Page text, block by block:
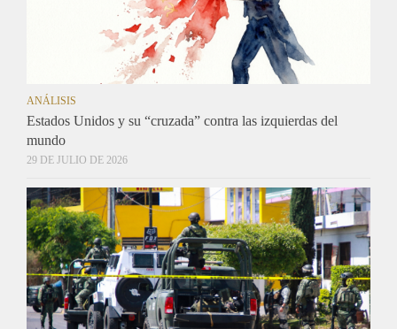
ANÁLISIS
Estados Unidos y su “cruzada” contra las izquierdas del
mundo
29 DE JULIO DE 2026